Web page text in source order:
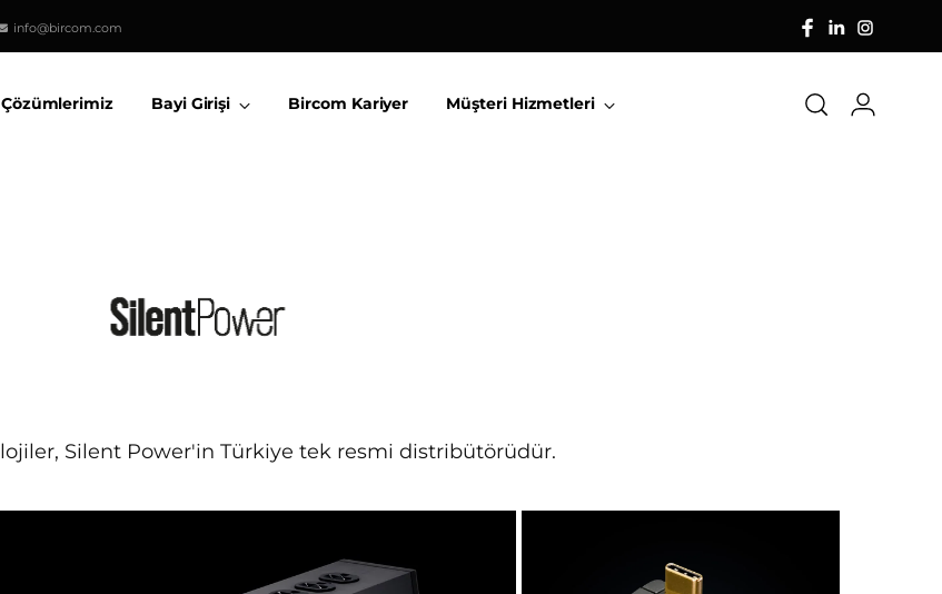
info@bircom.com
Çözümlerimiz Bayi Girişi Bircom Kariyer Müşteri Hizmetleri
Silent Power'in Türkiye tek resmi distribütörüdür.